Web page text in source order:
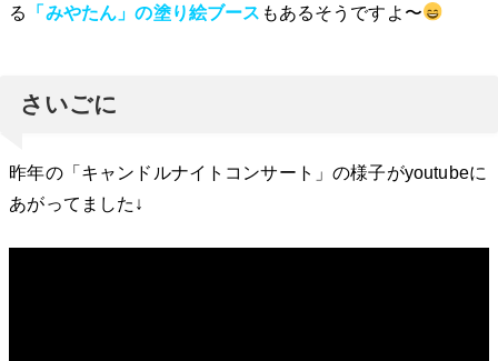
る
「みやたん」の塗り絵ブース もあるそうですよ〜
さいごに
昨年の「キャンドルナイトコンサート」の様子がyoutubeに
あがってました↓